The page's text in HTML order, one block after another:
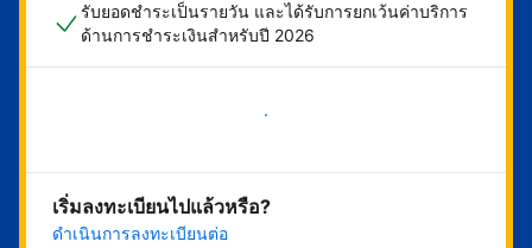
รับยอดชำระเป็นรายวัน และได้รับการยกเว้นค่าบริการ
ด้านการชำระเงินสำหรับปี 2026
เริ่มดำเนินการเลย
เริ่มลงทะเบียนไปแล้วหรือ?
ดำเนินการลงทะเบียนต่อ